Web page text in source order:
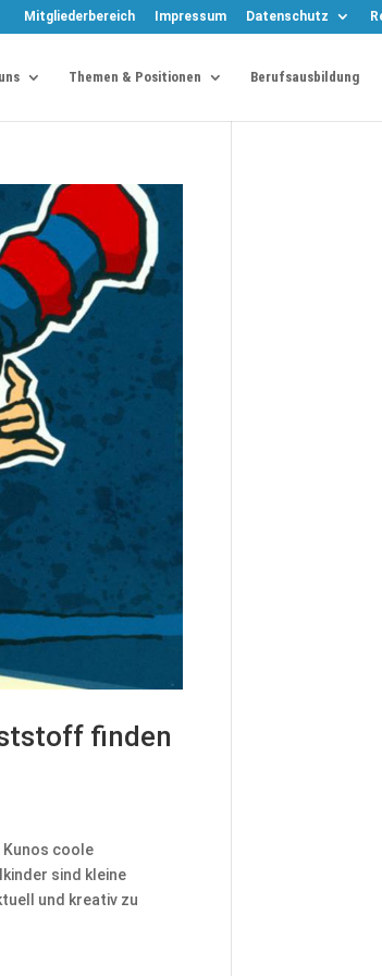
Mitgliederbereich Impressum Datenschutz
Themen & Positionen Berufsausbildung
finden
coole
sind kleine
und kreativ zu